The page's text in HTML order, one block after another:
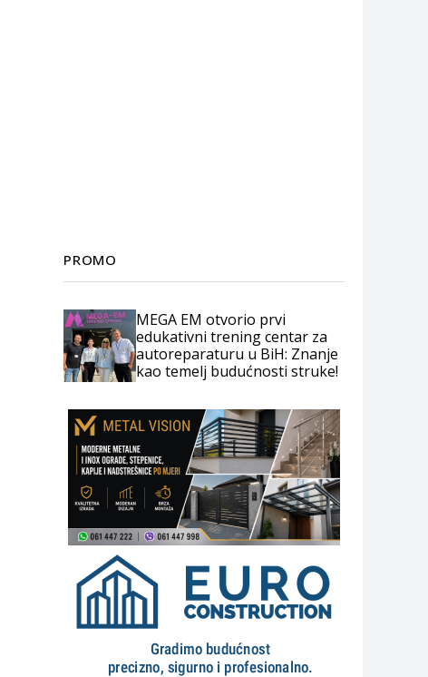
PROMO
MEGA EM otvorio prvi
edukativni trening centar za
autoreparaturu u BiH: Znanje
kao temelj budućnosti struke!